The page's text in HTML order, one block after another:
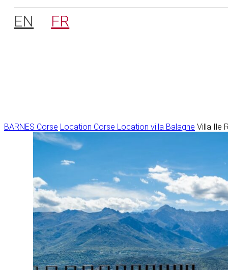
EN FR
BARNES Corse Location Corse Location villa Balagne Villa Ile